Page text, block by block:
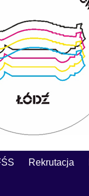
Rekrutacja